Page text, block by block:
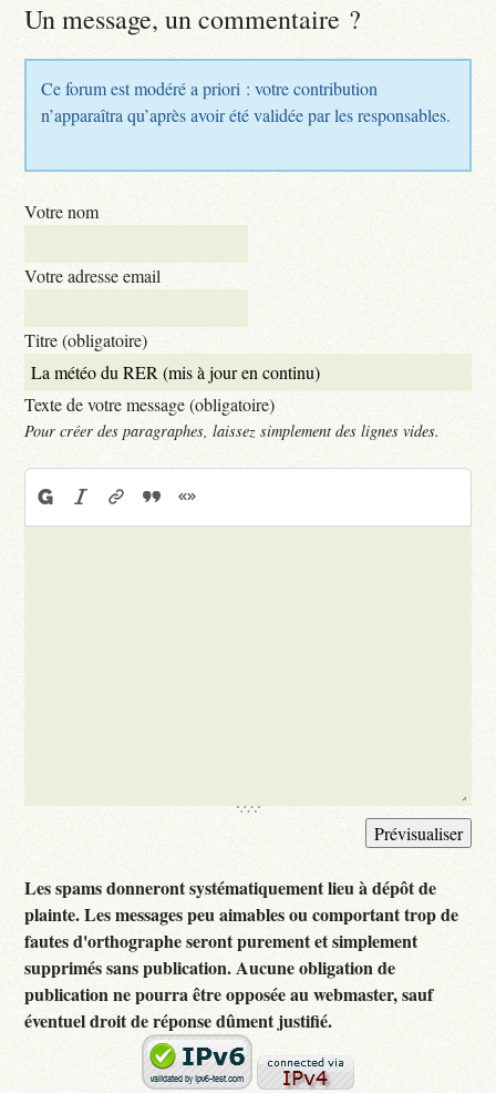
Un message, un commentaire ?
Ce forum est modéré a priori : votre contribution
n’apparaîtra qu’après avoir été validée par les responsables.
Votre nom
Votre adresse email
Titre (obligatoire)
Texte de votre message (obligatoire)
Pour créer des paragraphes, laissez simplement des lignes vides.
Les spams donneront systématiquement lieu à dépôt de
plainte. Les messages peu aimables ou comportant trop de
fautes d'orthographe seront purement et simplement
supprimés sans publication. Aucune obligation de
publication ne pourra être opposée au webmaster, sauf
éventuel droit de réponse dûment justifié.